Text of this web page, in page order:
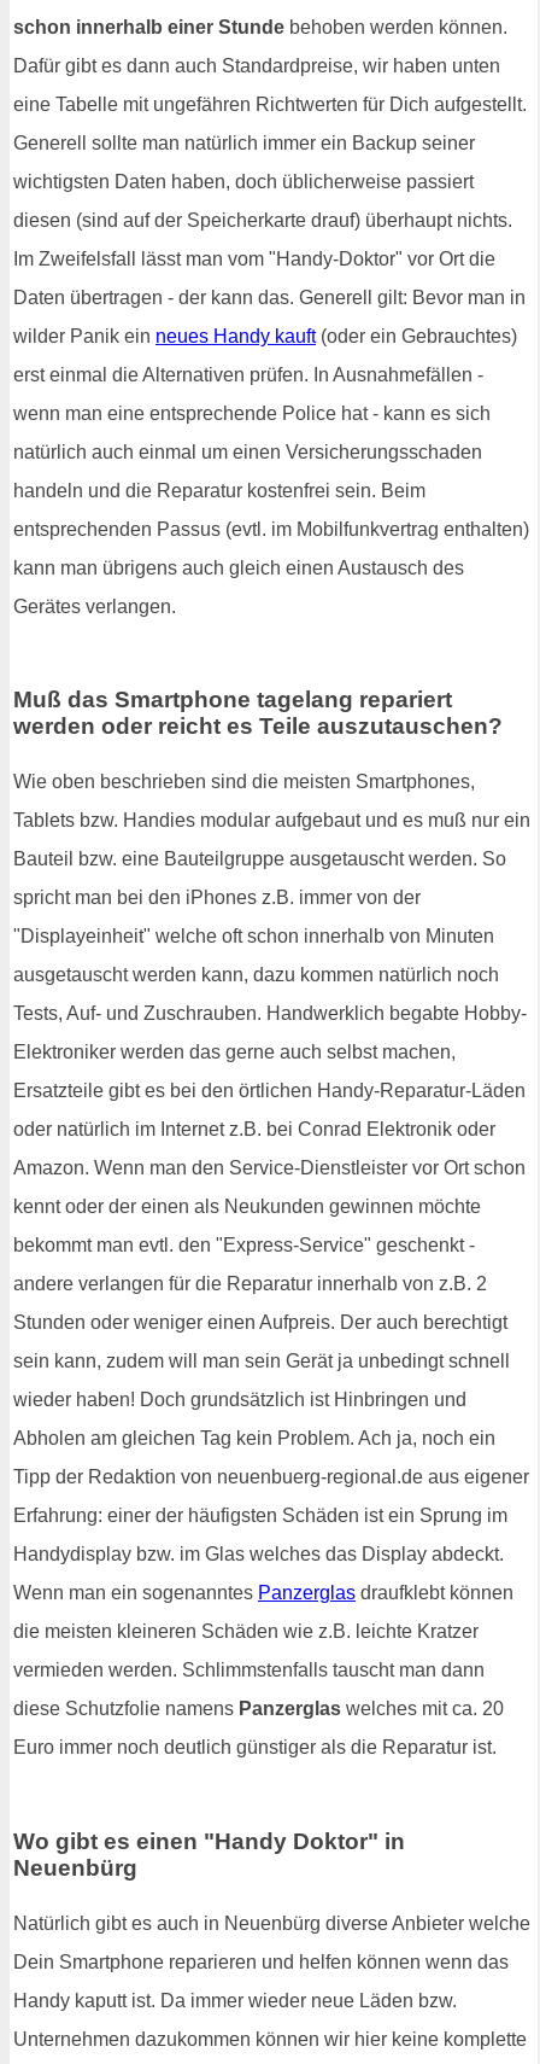
schon innerhalb einer Stunde behoben werden können.
Dafür gibt es dann auch Standardpreise, wir haben unten
eine Tabelle mit ungefähren Richtwerten für Dich aufgestellt.
Generell sollte man natürlich immer ein Backup seiner
wichtigsten Daten haben, doch üblicherweise passiert
diesen (sind auf der Speicherkarte drauf) überhaupt nichts.
Im Zweifelsfall lässt man vom "Handy-Doktor" vor Ort die
Daten übertragen - der kann das. Generell gilt: Bevor man in
wilder Panik ein neues Handy kauft(oder ein Gebrauchtes)
erst einmal die Alternativen prüfen. In Ausnahmefällen -
wenn man eine entsprechende Police hat - kann es sich
natürlich auch einmal um einen Versicherungsschaden
handeln und die Reparatur kostenfrei sein. Beim
entsprechenden Passus (evtl. im Mobilfunkvertrag enthalten)
kann man übrigens auch gleich einen Austausch des
Gerätes verlangen.
Muß das Smartphone tagelang repariert
werden oder reicht es Teile auszutauschen?
Wie oben beschrieben sind die meisten Smartphones,
Tablets bzw. Handies modular aufgebaut und es muß nur ein
Bauteil bzw. eine Bauteilgruppe ausgetauscht werden. So
spricht man bei den iPhones z.B. immer von der
"Displayeinheit" welche oft schon innerhalb von Minuten
ausgetauscht werden kann, dazu kommen natürlich noch
Tests, Auf- und Zuschrauben. Handwerklich begabte Hobby-
Elektroniker werden das gerne auch selbst machen,
Ersatzteile gibt es bei den örtlichen Handy-Reparatur-Läden
oder natürlich im Internet z.B. bei Conrad Elektronik oder
Amazon. Wenn man den Service-Dienstleister vor Ort schon
kennt oder der einen als Neukunden gewinnen möchte
bekommt man evtl. den "Express-Service" geschenkt -
andere verlangen für die Reparatur innerhalb von z.B. 2
Stunden oder weniger einen Aufpreis. Der auch berechtigt
sein kann, zudem will man sein Gerät ja unbedingt schnell
wieder haben! Doch grundsätzlich ist Hinbringen und
Abholen am gleichen Tag kein Problem. Ach ja, noch ein
Tipp der Redaktion von neuenbuerg-regional.de aus eigener
Erfahrung: einer der häufigsten Schäden ist ein Sprung im
Handydisplay bzw. im Glas welches das Display abdeckt.
Wenn man ein sogenanntes Panzerglas draufklebt können
die meisten kleineren Schäden wie z.B. leichte Kratzer
vermieden werden. Schlimmstenfalls tauscht man dann
diese Schutzfolie namens Panzerglas welches mit ca. 20
Euro immer noch deutlich günstiger als die Reparatur ist.
Wo gibt es einen "Handy Doktor" in
Neuenbürg
Natürlich gibt es auch in Neuenbürg diverse Anbieter welche
Dein Smartphone reparieren und helfen können wenn das
Handy kaputt ist. Da immer wieder neue Läden bzw.
Unternehmen dazukommen können wir hier keine komplette